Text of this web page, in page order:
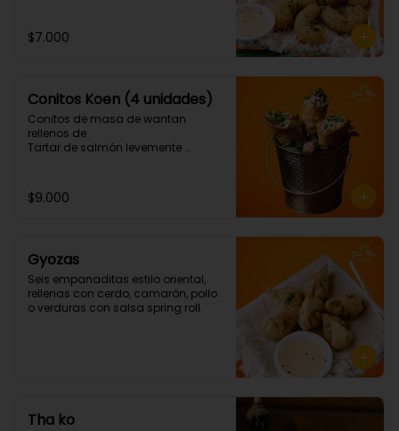
$7.000
Conitos Koen (4 unidades)
Conitos de masa de wantan
rellenos de
Tartar de salmón levemente
$9.000
Gyozas
Seis empanaditas estilo oriental,
rellenas con cerdo, camarón, pollo
o verduras con salsa spring roll.
Tha ko